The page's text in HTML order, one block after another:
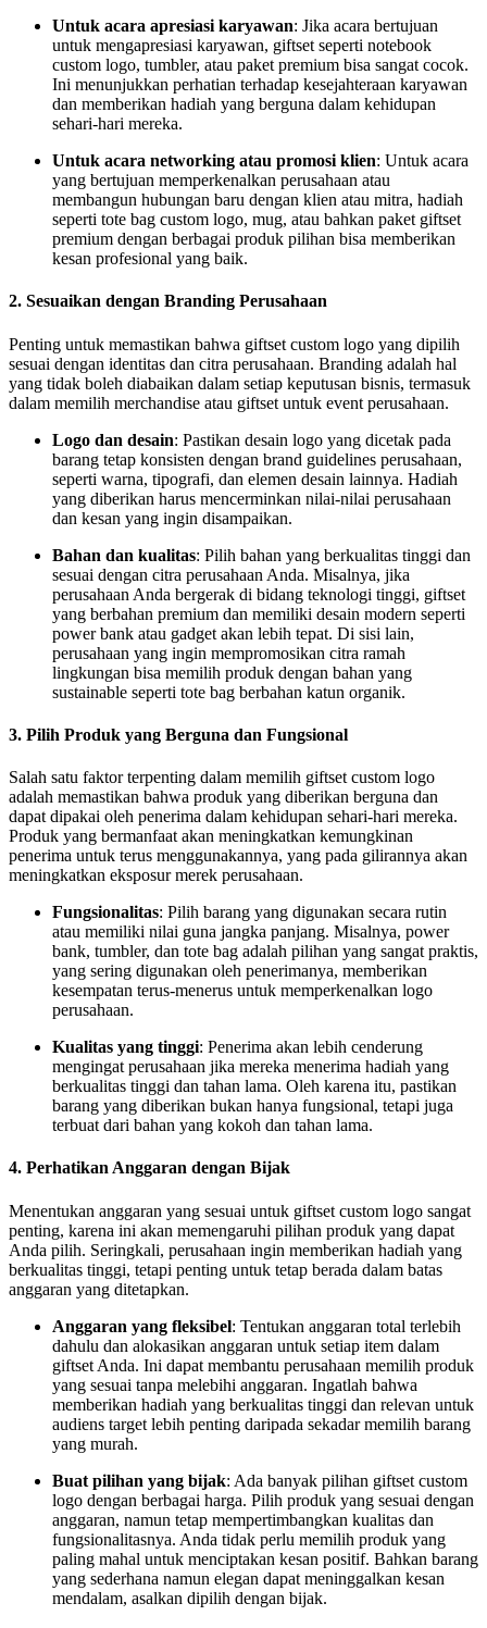
Untuk acara apresiasi karyawan: Jika acara bertujuan
untuk mengapresiasi karyawan, giftset seperti notebook
custom logo, tumbler, atau paket premium bisa sangat cocok.
Ini menunjukkan perhatian terhadap kesejahteraan karyawan
dan memberikan hadiah yang berguna dalam kehidupan
sehari-hari mereka.
Untuk acara networking atau promosi klien: Untuk acara
yang bertujuan memperkenalkan perusahaan atau
membangun hubungan baru dengan klien atau mitra, hadiah
seperti tote bag custom logo, mug, atau bahkan paket giftset
premium dengan berbagai produk pilihan bisa memberikan
kesan profesional yang baik.
2. Sesuaikan dengan Branding Perusahaan
Penting untuk memastikan bahwa giftset custom logo yang dipilih
sesuai dengan identitas dan citra perusahaan. Branding adalah hal
yang tidak boleh diabaikan dalam setiap keputusan bisnis, termasuk
dalam memilih merchandise atau giftset untuk event perusahaan.
Logo dan desain: Pastikan desain logo yang dicetak pada
barang tetap konsisten dengan brand guidelines perusahaan,
seperti warna, tipografi, dan elemen desain lainnya. Hadiah
yang diberikan harus mencerminkan nilai-nilai perusahaan
dan kesan yang ingin disampaikan.
Bahan dan kualitas: Pilih bahan yang berkualitas tinggi dan
sesuai dengan citra perusahaan Anda. Misalnya, jika
perusahaan Anda bergerak di bidang teknologi tinggi, giftset
yang berbahan premium dan memiliki desain modern seperti
power bank atau gadget akan lebih tepat. Di sisi lain,
perusahaan yang ingin mempromosikan citra ramah
lingkungan bisa memilih produk dengan bahan yang
sustainable seperti tote bag berbahan katun organik.
3. Pilih Produk yang Berguna dan Fungsional
Salah satu faktor terpenting dalam memilih giftset custom logo
adalah memastikan bahwa produk yang diberikan berguna dan
dapat dipakai oleh penerima dalam kehidupan sehari-hari mereka.
Produk yang bermanfaat akan meningkatkan kemungkinan
penerima untuk terus menggunakannya, yang pada gilirannya akan
meningkatkan eksposur merek perusahaan.
Fungsionalitas: Pilih barang yang digunakan secara rutin
atau memiliki nilai guna jangka panjang. Misalnya, power
bank, tumbler, dan tote bag adalah pilihan yang sangat praktis,
yang sering digunakan oleh penerimanya, memberikan
kesempatan terus-menerus untuk memperkenalkan logo
perusahaan.
Kualitas yang tinggi: Penerima akan lebih cenderung
mengingat perusahaan jika mereka menerima hadiah yang
berkualitas tinggi dan tahan lama. Oleh karena itu, pastikan
barang yang diberikan bukan hanya fungsional, tetapi juga
terbuat dari bahan yang kokoh dan tahan lama.
4. Perhatikan Anggaran dengan Bijak
Menentukan anggaran yang sesuai untuk giftset custom logo sangat
penting, karena ini akan memengaruhi pilihan produk yang dapat
Anda pilih. Seringkali, perusahaan ingin memberikan hadiah yang
berkualitas tinggi, tetapi penting untuk tetap berada dalam batas
anggaran yang ditetapkan.
Anggaran yang fleksibel: Tentukan anggaran total terlebih
dahulu dan alokasikan anggaran untuk setiap item dalam
giftset Anda. Ini dapat membantu perusahaan memilih produk
yang sesuai tanpa melebihi anggaran. Ingatlah bahwa
memberikan hadiah yang berkualitas tinggi dan relevan untuk
audiens target lebih penting daripada sekadar memilih barang
yang murah.
Buat pilihan yang bijak: Ada banyak pilihan giftset custom
logo dengan berbagai harga. Pilih produk yang sesuai dengan
anggaran, namun tetap mempertimbangkan kualitas dan
fungsionalitasnya. Anda tidak perlu memilih produk yang
paling mahal untuk menciptakan kesan positif. Bahkan barang
yang sederhana namun elegan dapat meninggalkan kesan
mendalam, asalkan dipilih dengan bijak.